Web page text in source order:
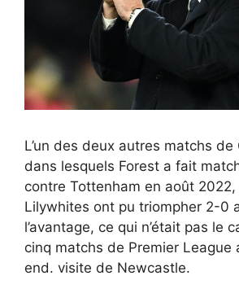
L’un des deux autres matchs de
dans lesquels Forest a fait
contre Tottenham en août 2022,
Lilywhites ont pu triompher 2-0
l’avantage, ce qui n’était pas le
cinq matchs de Premier League
end. visite de Newcastle.